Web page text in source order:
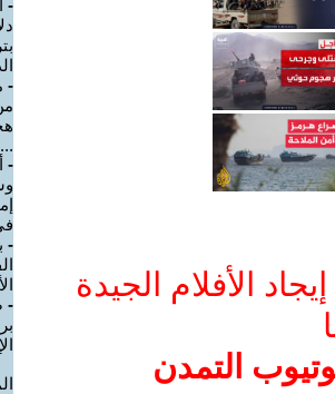
الأفلام الجيدة
التمدن
-
-
...
-
-
-